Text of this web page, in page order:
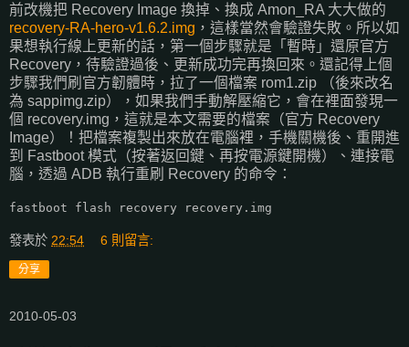
前改機把 Recovery Image 換掉、換成 Amon_RA 大大做的
recovery-RA-hero-v1.6.2.img ，這樣當然會驗證失敗。所以如
果想執行線上更新的話，第一個步驟就是「暫時」還原官方
Recovery，待驗證過後、更新成功完再換回來。還記得上個
步驟我們刷官方韌體時，拉了一個檔案 rom1.zip （後來改名
為 sappimg.zip），如果我們手動解壓縮它，會在裡面發現一
個 recovery.img，這就是本文需要的檔案（官方 Recovery
Image）！把檔案複製出來放在電腦裡，手機關機後、重開進
到 Fastboot 模式（按著返回鍵、再按電源鍵開機）、連接電
腦，透過 ADB 執行重刷 Recovery 的命令：
fastboot flash recovery recovery.img
發表於 22:54 6 則留言:
分享
2010-05-03